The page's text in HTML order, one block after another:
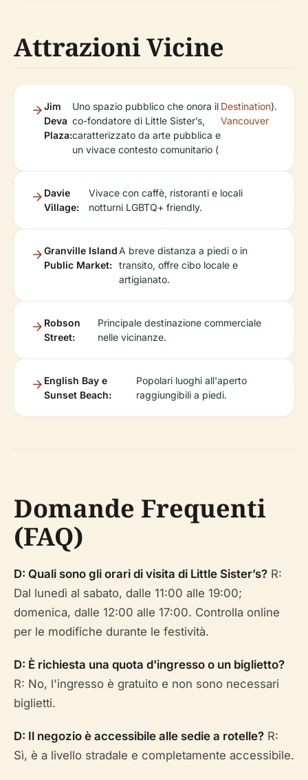
Attrazioni Vicine
Jim
Deva
Plaza:
Uno spazio pubblico che onora il
co-fondatore di Little Sister’s,
caratterizzato da arte pubblica e
un vivace contesto comunitario (
Destination
Vancouver
).
Davie
Village:
Vivace con caffè, ristoranti e locali
notturni LGBTQ+ friendly.
Granville Island
Public Market:
A breve distanza a piedi o in
transito, offre cibo locale e
artigianato.
Robson
Street:
Principale destinazione commerciale
nelle vicinanze.
English Bay e
Sunset Beach:
Popolari luoghi all'aperto
raggiungibili a piedi.
Domande Frequenti
(FAQ)
D: Quali sono gli orari di visita di Little Sister’s? R:
Dal lunedì al sabato, dalle 11:00 alle 19:00;
domenica, dalle 12:00 alle 17:00. Controlla online
per le modifiche durante le festività.
D: È richiesta una quota d'ingresso o un biglietto?
R: No, l'ingresso è gratuito e non sono necessari
biglietti.
D: Il negozio è accessibile alle sedie a rotelle? R:
Sì, è a livello stradale e completamente accessibile.